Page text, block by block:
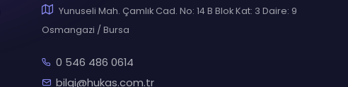
Yunuseli Mah. Çamlık Cad. No: 14 B Blok Kat: 3 Daire: 9
Osmangazi / Bursa
0 546 486 0614
bilgi@hukas.com.tr